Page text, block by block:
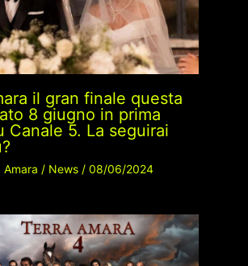
il gran finale questa
8 giugno in prima
Canale 5. La seguirai
Amara / News/ 08/06/2024